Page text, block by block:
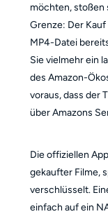
möchten, stoßen
Grenze: Der
MP4-Datei
Sie vielmehr ein
des Amazon-
voraus, dass der
über Amazons
Die offiziellen
gekaufter Filme,
verschlüsselt.
einfach auf ein